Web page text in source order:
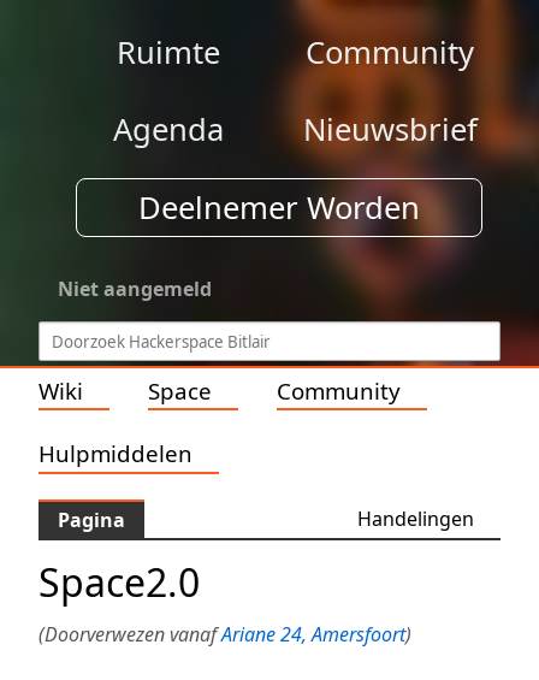
Ruimte
Community
Agenda
Nieuwsbrief
Deelnemer Worden
Niet aangemeld
Wiki Space Community
Hulpmiddelen
Pagina Handelingen
Space2.0
(Doorverwezen vanafAriane 24, Amersfoort)